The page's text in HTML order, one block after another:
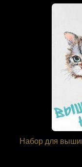
Набор для